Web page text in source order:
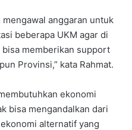
anggaran untuk
beberapa UKM agar di
memberikan support
Provinsi,” kata Rahmat.
ekonomi
bisa mengandalkan dari
alternatif yang